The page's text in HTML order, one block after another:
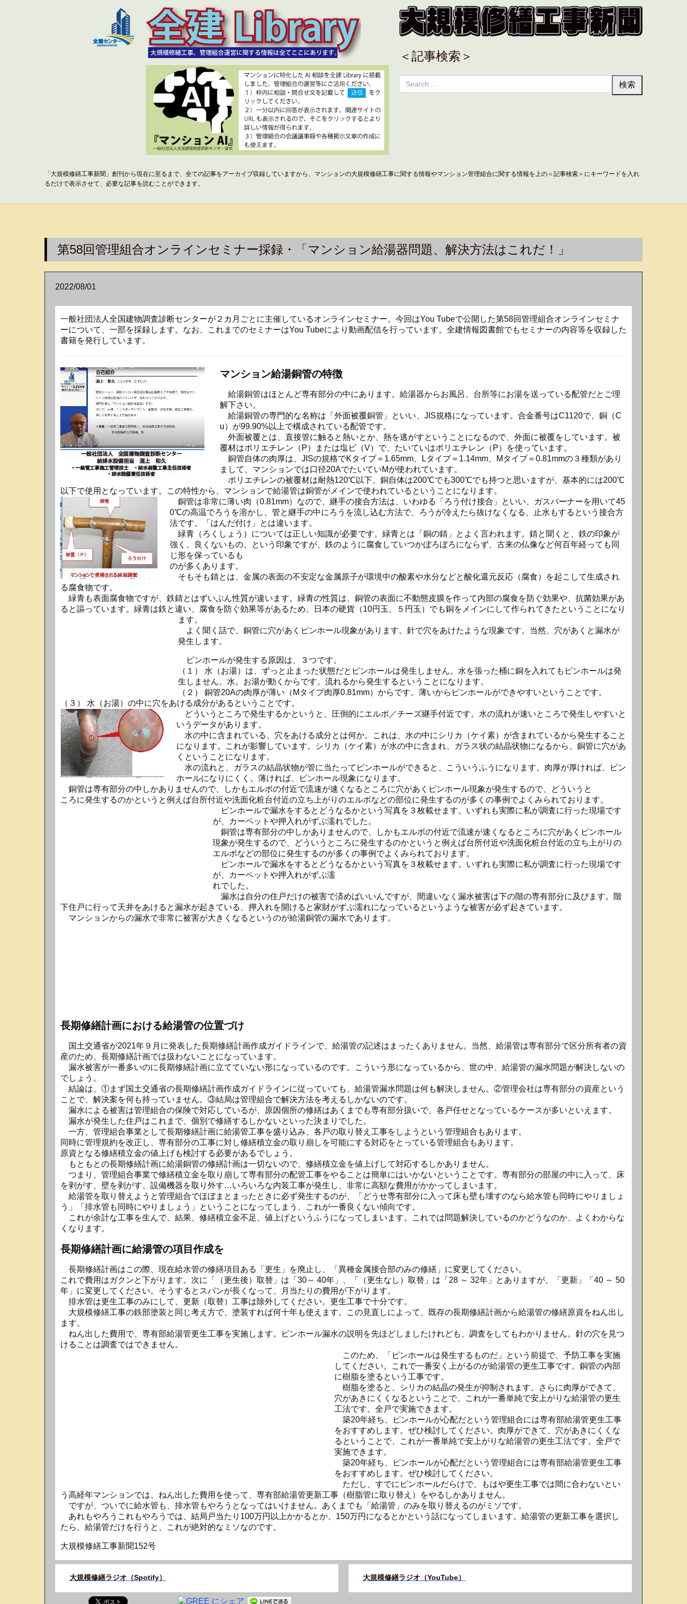
＜記事検索＞
「大規模修繕工事新聞」創刊から現在に至るまで、全ての記事をアーカイブ収録していますから、マンションの大規模修繕工事に関する情報やマンション管理組合に関する情報を上の＜記事検索＞にキーワードを入れ
るだけで表示させて、必要な記事を読むことができます。
第58回管理組合オンラインセミナー採録・「マンション給湯器問題、解決方法はこれだ！」
2022/08/01
一般社団法人全国建物調査診断センターが２カ月ごとに主催しているオンラインセミナー。今回はYou Tubeで公開した第58回管理組合オンラインセミナ
ーについて、一部を採録します。なお、これまでのセミナーはYou Tubeにより動画配信を行っています。全建情報図書館でもセミナーの内容等を収録した
書籍を発行しています。
マンション給湯銅管の特徴
給湯銅管はほとんど専有部分の中にあります。給湯器からお風呂、台所等にお湯を送っている配管だとご理
解下さい。
給湯銅管の専門的な名称は「外面被覆銅管」といい、JIS規格になっています。合金番号はC1120で、銅（C
u）が99.90%以上で構成されている配管です。
外面被覆とは、直接管に触ると熱いとか、熱を逃がすということになるので、外面に被覆をしています。被
覆材はポリエチレン（P）または塩ビ（V）で、たいていはポリエチレン（P）を使っています。
銅管自体の肉厚は、JISの規格でKタイプ＝1.65mm、Lタイプ＝1.14mm、Mタイプ＝0.81mmの３種類があり
まして、マンションでは口径20AでたいていMが使われています。
ポリエチレンの被覆材は耐熱120℃以下、銅自体は200℃でも300℃でも持つと思いますが、基本的には200℃
以下で使用となっています。この特性から、マンションで給湯管は銅管がメインで使われているということになります。
銅管は非常に薄い肉（0.81mm）なので、継手の接合方法は、いわゆる「ろう付け接合」といい、ガスバーナーを用いて45
0℃の高温でろうを溶かし、管と継手の中にろうを流し込む方法で、ろうが冷えたら抜けなくなる、止水もするという接合方
法です。「はんだ付け」とは違います。
緑青（ろくしょう）については正しい知識が必要です。緑青とは「銅の錆」とよく言われます。錆と聞くと、鉄の印象が
強く、良くないもの、という印象ですが、鉄のように腐食していつかぼろぼろにならず、古来の仏像など何百年経っても同
じ形を保っているも
のが多くあります。
そもそも錆とは、金属の表面の不安定な金属原子が環境中の酸素や水分などと酸化還元反応（腐食）を起こして生成され
る腐食物です。
緑青も表面腐食物ですが、鉄錆とはずいぶん性質が違います。緑青の性質は、銅管の表面に不動態皮膜を作って内部の腐食を防ぐ効果や、抗菌効果があ
ると謳っています。緑青は鉄と違い、腐食を防ぐ効果等があるため、日本の硬貨（10円玉、５円玉）でも銅をメインにして作られてきたということになり
ます。
よく聞く話で、銅管に穴があくピンホール現象があります。針で穴をあけたような現象です。当然、穴があくと漏水が
発生します。
ピンホールが発生する原因は、３つです。
（１） 水（お湯）は、ずっと止まった状態だとピンホールは発生しません。水を張った桶に銅を入れてもピンホールは発
生しません。水。お湯が動くからです。流れるから発生するということになります。
（２） 銅管20Aの肉厚が薄い（Mタイプ肉厚0.81mm）からです。薄いからピンホールができやすいということです。
（３） 水（お湯）の中に穴をあける成分があるということです。
どういうところで発生するかというと、圧倒的にエルボ／チーズ継手付近です。水の流れが速いところで発生しやすいと
いうデータがあります。
水の中に含まれている、穴をあける成分とは何か。これは、水の中にシリカ（ケイ素）が含まれているから発生すること
になります。これが影響しています。シリカ（ケイ素）が水の中に含まれ、ガラス状の結晶状物になるから、銅管に穴があ
くということになります。
水の流れと、ガラスの結晶状物が管に当たってピンホールができると、こういうふうになります。肉厚が厚ければ、ピン
ホールになりにくく。薄ければ、ピンホール現象になります。
銅管は専有部分の中しかありませんので、しかもエルボの付近で流速が速くなるところに穴があくピンホール現象が発生するので、どういうと
ころに発生するのかというと例えば台所付近や洗面化粧台付近の立ち上がりのエルボなどの部位に発生するのが多くの事例でよくみられております。
ピンホールで漏水をするとどうなるかという写真を３枚載せます。いずれも実際に私が調査に行った現場です
が、カーペットや押入れがずぶ濡れでした。
銅管は専有部分の中しかありませんので、しかもエルボの付近で流速が速くなるところに穴があくピンホール
現象が発生するので、どういうところに発生するのかというと例えば台所付近や洗面化粧台付近の立ち上がりの
エルボなどの部位に発生するのが多くの事例でよくみられております。
ピンホールで漏水をするとどうなるかという写真を３枚載せます。いずれも実際に私が調査に行った現場です
が、カーペットや押入れがずぶ濡
れでした。
漏水は自分の住戸だけの被害で済めばいいんですが、間違いなく漏水被害は下の階の専有部分に及びます。階
下住戸に行って天井をあけると漏水が起きている、押入れを開けると家財がずぶ濡れになっているというような被害が必ず起きています。
マンションからの漏水で非常に被害が大きくなるというのが給湯銅管の漏水であります。
長期修繕計画における給湯管の位置づけ
国土交通省が2021年９月に発表した長期修繕計画作成ガイドラインで、給湯管の記述はまったくありません。当然、給湯管は専有部分で区分所有者の資
産のため、長期修繕計画では扱わないことになっています。
漏水被害が一番多いのに長期修繕計画に立てていない形になっているのです。こういう形になっているから、世の中、給湯管の漏水問題が解決しないの
でしょう。
結論は、①まず国土交通省の長期修繕計画作成ガイドラインに従っていても、給湯管漏水問題は何も解決しません。②管理会社は専有部分の資産という
ことで、解決案を何も持っていません。③結局は管理組合で解決方法を考えるしかないのです。
漏水による被害は管理組合の保険で対応しているが、原因個所の修繕はあくまでも専有部分扱いで、各戸任せとなっているケースが多いといえます。
漏水が発生した住戸はこれまで、個別で修繕するしかないといった決まりでした。
一方、管理組合事業として長期修繕計画に給湯管工事を盛り込み、各戸の取り替え工事をしようという管理組合もあります。
同時に管理規約を改正し、専有部分の工事に対し修繕積立金の取り崩しを可能にする対応をとっている管理組合もあります。
原資となる修繕積立金の値上げも検討する必要があるでしょう。
もともとの長期修繕計画に給湯銅管の修繕計画は一切ないので、修繕積立金を値上げして対応するしかありません。
つまり、管理組合事業で修繕積立金を取り崩して専有部分の配管工事をやることは簡単にはいかないということです。専有部分の部屋の中に入って、床
を剥がす、壁を剥がす、設備機器を取り外す…いろいろな内装工事が発生し、非常に高額な費用がかかってしまいます。
給湯管を取り替えようと管理組合でほぼまとまったときに必ず発生するのが、「どうせ専有部分に入って床も壁も壊すのなら給水管も同時にやりましょ
う」「排水管も同時にやりましょう」ということになってしまう、これが一番良くない傾向です。
これが余計な工事を生んで、結果、修繕積立金不足、値上げというふうになってしまいます。これでは問題解決しているのかどうなのか、よくわからな
くなります。
長期修繕計画に給湯管の項目作成を
長期修繕計画はこの際、現在給水管の修繕項目ある「更生」を廃止し、「異種金属接合部のみの修繕」に変更してください。
これで費用はガクンと下がります。次に「（更生後）取替」は「30～ 40年」、「（更生なし）取替」は「28 ～ 32年」とありますが、「更新」「40 ～ 50
年」に変更してください。そうするとスパンが長くなって、月当たりの費用が下がります。
排水管は更生工事のみにして、更新（取替）工事は除外してください。更生工事で十分です。
大規模修繕工事の鉄部塗装と同じ考え方で、塗装すれば何十年も使えます。この見直しによって、既存の長期修繕計画から給湯管の修繕原資をねん出し
ます。
ねん出した費用で、専有部給湯管更生工事を実施します。ピンホール漏水の説明を先ほどしましたけれども、調査をしてもわかりません。針の穴を見つ
けることは調査ではできません。
このため、「ピンホールは発生するものだ」という前提で、予防工事を実施
してください。これで一番安く上がるのが給湯管の更生工事です。銅管の内部
に樹脂を塗るという工事です。
樹脂を塗ると、シリカの結晶の発生が抑制されます。さらに肉厚ができて、
穴があきにくくなるということで、これが一番単純で安上がりな給湯管の更生
工法です。全戸で実施できます。
築20年経ち、ピンホールが心配だという管理組合には専有部給湯管更生工事
をおすすめします。ぜひ検討してください。肉厚ができて、穴があきにくくな
るということで、これが一番単純で安上がりな給湯管の更生工法です。全戸で
実施できます。
築20年経ち、ピンホールが心配だという管理組合には専有部給湯管更生工事
をおすすめします。ぜひ検討してください。
ただし、すでにピンホールだらけで、もはや更生工事では間に合わないとい
う高経年マンションでは、ねん出した費用を使って、専有部給湯管更新工事（樹脂管に取り替え）をやるしかありません。
ですが、ついでに給水管も、排水管もやろうとなってはいけません。あくまでも「給湯管」のみを取り替えるのがミソです。
あれもやろうこれもやろうでは、結局戸当たり100万円以上かかるとか、150万円になるとかという話になってしまいます。給湯管の更新工事を選択し
たら、給湯管だけを行うと、これが絶対的なミソなのです。
大規模修繕工事新聞152号
大規模修繕ラジオ（Spotify） 大規模修繕ラジオ（YouTube）